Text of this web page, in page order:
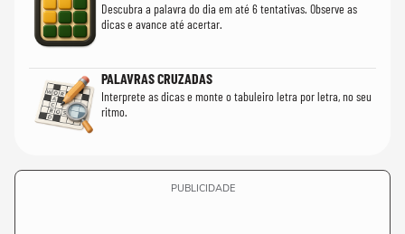
Descubra a palavra do dia em até 6 tentativas. Observe as
dicas e avance até acertar.
PALAVRAS CRUZADAS
Interprete as dicas e monte o tabuleiro letra por letra, no seu
ritmo.
PUBLICIDADE